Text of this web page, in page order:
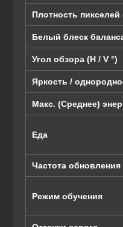
Плотность пикселей
Белый блеск
Угол обзора (H / V °)
Яркость /
Макс. (Среднее)
Еда
Частота обновления
Режим обучения